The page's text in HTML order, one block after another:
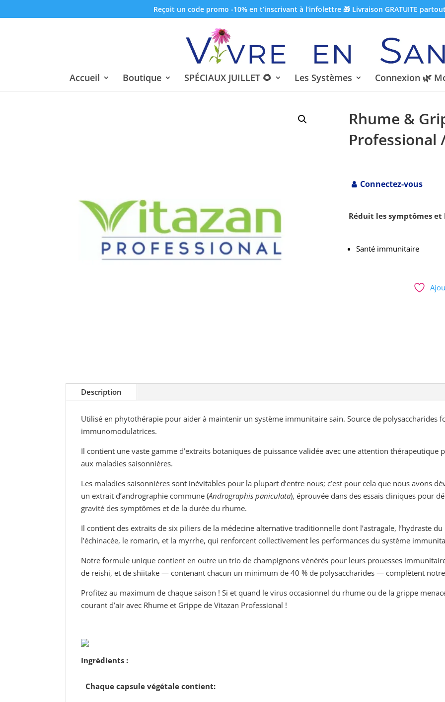
Reçoit un code promo -10% en t’inscrivant à l’infolettre 🎁 Livraison GRATUITE
Accueil Boutique SPÉCIAUX JUILLET 🌻 Les Systèmes Connexion 🌿
Rhume &
Professional
Connectez-vous
Réduit les symptômes
Santé immunitaire
Description
Utilisé en phytothérapie pour aider à maintenir un système immunitaire sain. Source de polysaccharides
immunomodulatrices.
Il contient une vaste gamme d’extraits botaniques de puissance validée avec une attention thérapeutique
aux maladies saisonnières.
Les maladies saisonnières sont inévitables pour la plupart d’entre nous; c’est pour cela que nous avons
un extrait d’andrographie commune (Andrographis paniculata), éprouvée dans des essais cliniques pour
gravité des symptômes et de la durée du rhume.
Il contient des extraits de six piliers de la médecine alternative traditionnelle dont l’astragale, l’hydraste
l’échinacée, le romarin, et la myrrhe, qui renforcent collectivement les performances du système
Notre formule unique contient en outre un trio de champignons vénérés pour leurs prouesses
de reishi, et de shiitake — contenant chacun un minimum de 40 % de polysaccharides — complètent
Profitez au maximum de chaque saison ! Si et quand le virus occasionnel du rhume ou de la grippe
courant d’air avec Rhume et Grippe de Vitazan Professional !
Ingrédients :
Chaque capsule végétale contient: